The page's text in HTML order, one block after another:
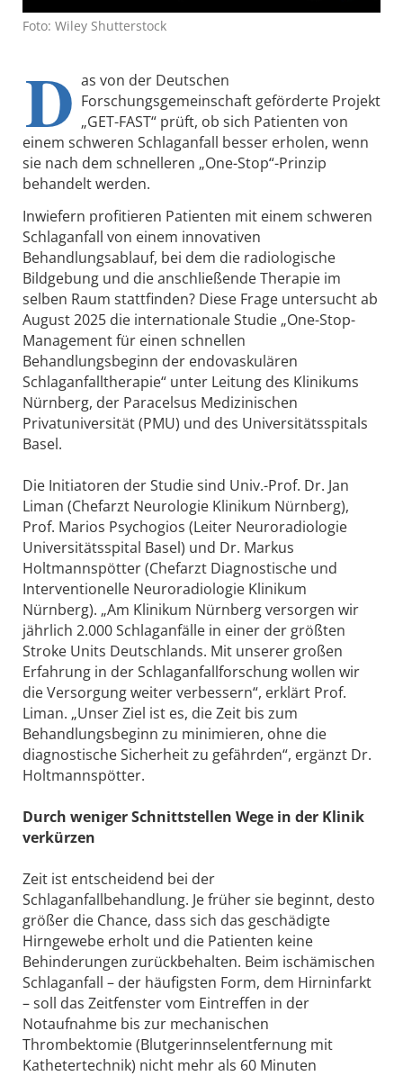
Foto: Wiley Shutterstock
D as von der Deutschen
Forschungsgemeinschaft geförderte Projekt
„GET-FAST“ prüft, ob sich Patienten von
einem schweren Schlaganfall besser erholen, wenn
sie nach dem schnelleren „One-Stop“-Prinzip
behandelt werden.
Inwiefern profitieren Patienten mit einem schweren
Schlaganfall von einem innovativen
Behandlungsablauf, bei dem die radiologische
Bildgebung und die anschließende Therapie im
selben Raum stattfinden? Diese Frage untersucht ab
August 2025 die internationale Studie „One-Stop-
Management für einen schnellen
Behandlungsbeginn der endovaskulären
Schlaganfalltherapie“ unter Leitung des Klinikums
Nürnberg, der Paracelsus Medizinischen
Privatuniversität (PMU) und des Universitätsspitals
Basel.
Die Initiatoren der Studie sind Univ.-Prof. Dr. Jan
Liman (Chefarzt Neurologie Klinikum Nürnberg),
Prof. Marios Psychogios (Leiter Neuroradiologie
Universitätsspital Basel) und Dr. Markus
Holtmannspötter (Chefarzt Diagnostische und
Interventionelle Neuroradiologie Klinikum
Nürnberg). „Am Klinikum Nürnberg versorgen wir
jährlich 2.000 Schlaganfälle in einer der größten
Stroke Units Deutschlands. Mit unserer großen
Erfahrung in der Schlaganfallforschung wollen wir
die Versorgung weiter verbessern“, erklärt Prof.
Liman. „Unser Ziel ist es, die Zeit bis zum
Behandlungsbeginn zu minimieren, ohne die
diagnostische Sicherheit zu gefährden“, ergänzt Dr.
Holtmannspötter.
Durch weniger Schnittstellen Wege in der Klinik
verkürzen
Zeit ist entscheidend bei der
Schlaganfallbehandlung. Je früher sie beginnt, desto
größer die Chance, dass sich das geschädigte
Hirngewebe erholt und die Patienten keine
Behinderungen zurückbehalten. Beim ischämischen
Schlaganfall – der häufigsten Form, dem Hirninfarkt
– soll das Zeitfenster vom Eintreffen in der
Notaufnahme bis zur mechanischen
Thrombektomie (Blutgerinnselentfernung mit
Kathetertechnik) nicht mehr als 60 Minuten